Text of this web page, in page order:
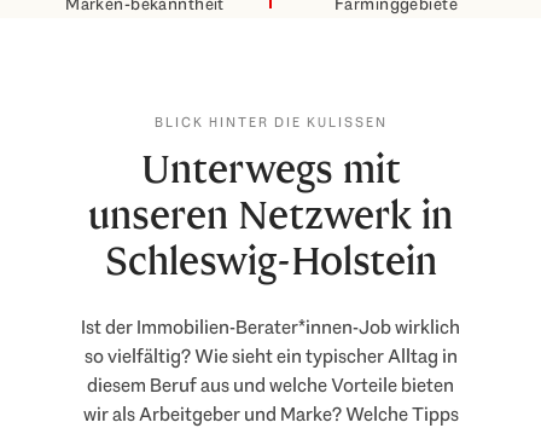
BLICK HINTER DIE KULISSEN
Unterwegs mit
unseren Netzwerk in
Schleswig-Holstein
Ist der Immobilien-Berater*innen-Job wirklich
so vielfältig? Wie sieht ein typischer Alltag in
diesem Beruf aus und welche Vorteile bieten
wir als Arbeitgeber und Marke? Welche Tipps